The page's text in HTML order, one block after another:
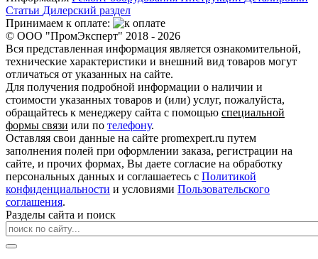
Статьи Дилерский раздел
Принимаем к оплате:
© ООО "ПромЭксперт" 2018 - 2026
Вся представленная информация является ознакомительной,
технические характеристики и внешний вид товаров могут
отличаться от указанных на сайте.
Для получения подробной информации о наличии и
стоимости указанных товаров и (или) услуг, пожалуйста,
обращайтесь к менеджеру сайта с помощью специальной
формы связи или по телефону.
Оставляя свои данные на сайте promexpert.ru путем
заполнения полей при оформлении заказа, регистрации на
сайте, и прочих формах, Вы даете согласие на обработку
персональных данных и соглашаетесь с Политикой
конфиденциальности и условиями Пользовательского
соглашения.
Разделы сайта и поиск